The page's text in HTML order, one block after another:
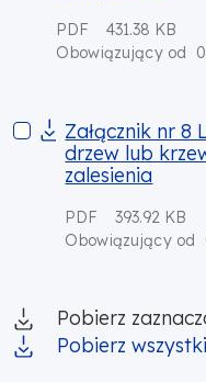
PDF
431.38 KB
Obowiązujący od
Załącznik nr 8 Lista
Załącznik nr
drzew lub
zalesienia
PDF
393.92 KB
Obowiązujący od
Pobierz
Pobierz